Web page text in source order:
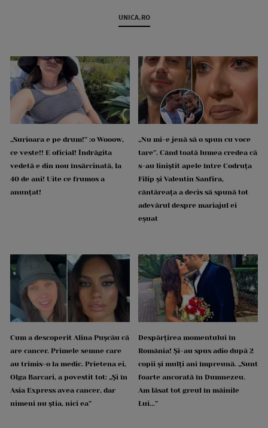
UNICA.RO
„Surioara e pe drum!” :o Wooow,
ce veste!! E oficial! Îndrăgita
vedetă e din nou însărcinată, la
40 de ani! Uite ce frumos a
anunțat!
„Nu mi-e jenă să o spun cu voce
tare”. Când toată lumea credea că
s-au liniștit apele între Codruța
Filip și Valentin Sanfira,
cântăreața a decis să spună tot
adevărul despre mariajul ei
eșuat
Cum a descoperit Alina Pușcău că
are cancer. Primele semne care
au trimis-o la medic. Prietena ei,
Olga Barcari, a povestit tot: „Și în
Asia Express avea cancer, dar
nimeni nu știa, nici ea”
Despărțirea momentului în
România! Și-au spus adio după 2
copii și mulți ani împreună. „Sunt
foarte ancorată în Dumnezeu.
Am lăsat tot greul în mâinile
Lui...”